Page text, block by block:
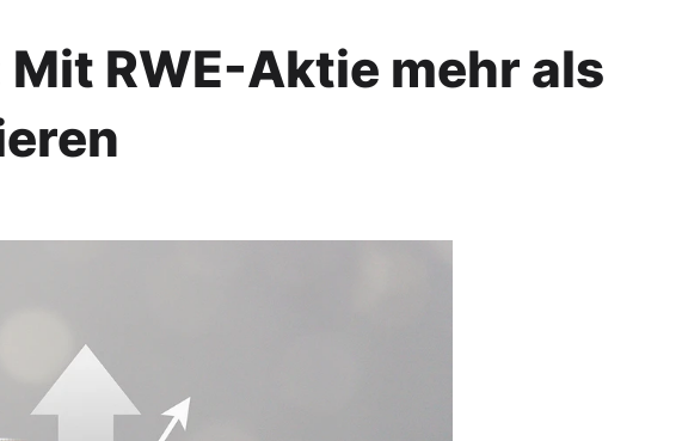
RWE-Aktie mehr als